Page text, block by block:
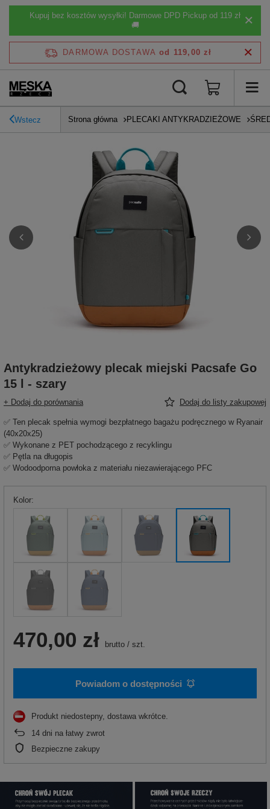
Kupuj bez kosztów wysyłki! Darmowe DPD Pickup od 119 zł
🚚
DARMOWA DOSTAWA od 119,00 zł
Wstecz Strona główna PLECAKI ANTYKRADZIEŻOWE
Antykradzieżowy plecak miejski Pacsafe Go
15 l - szary
+ Dodaj do porównania Dodaj do listy zakupowej
✅ Ten plecak spełnia wymogi bezpłatnego bagażu podręcznego w Ryanair
(40x20x25)
✅ Wykonane z PET pochodzącego z recyklingu
✅ Pętla na długopis
✅ Wodoodporna powłoka z materiału niezawierającego PFC
Kolor
470,00 zł brutto / szt.
Powiadom o dostępności
Produkt niedostepny, dostawa wkrótce
14 dni na łatwy zwrot
Bezpieczne zakupy